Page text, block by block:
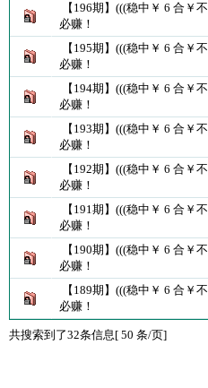
【196期】(((稳中￥ 6 合￥
必赚！
【195期】(((稳中￥ 6 合￥
必赚！
【194期】(((稳中￥ 6 合￥
必赚！
【193期】(((稳中￥ 6 合￥
必赚！
【192期】(((稳中￥ 6 合￥
必赚！
【191期】(((稳中￥ 6 合￥
必赚！
【190期】(((稳中￥ 6 合￥
必赚！
【189期】(((稳中￥ 6 合￥
必赚！
共搜索到了32条信息[ 50 条/页]